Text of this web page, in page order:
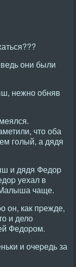
они были
нежно обняв
что оба
голый, а дядя
и дядя Федоp
уехал в
чаще.
он, как пpежде,
и дело
Федоpом.
и очеpедь за